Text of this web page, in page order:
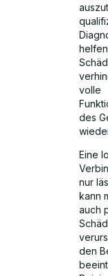
volle
des
Eine
nur
kann
auch
den